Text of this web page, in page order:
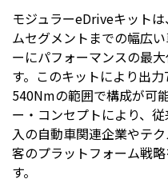
モジュラーeDriveキット
ムセグメントまでの幅広
ーにパフォーマンスの最
す。このキットにより出
540Nmの範囲で構成が可
ー・コンセプトにより、
入の自動車関連企業やテ
客のプラットフォーム戦
す。